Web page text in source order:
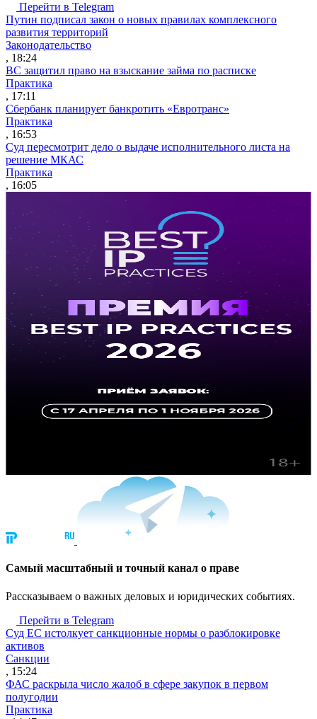
Перейти в Telegram
Путин подписал закон о новых правилах комплексного
развития территорий
Законодательство
, 18:24
ВС защитил право на взыскание займа по расписке
Практика
, 17:11
Сбербанк планирует банкротить «Евротранс»
Практика
, 16:53
Суд пересмотрит дело о выдаче исполнительного листа на
решение МКАС
Практика
, 16:05
Cамый масштабный и точный канал о праве
Рассказываем о важных деловых и юридических событиях.
Перейти в Telegram
Суд ЕС истолкует санкционные нормы о разблокировке
активов
Санкции
, 15:24
ФАС раскрыла число жалоб в сфере закупок в первом
полугодии
Практика